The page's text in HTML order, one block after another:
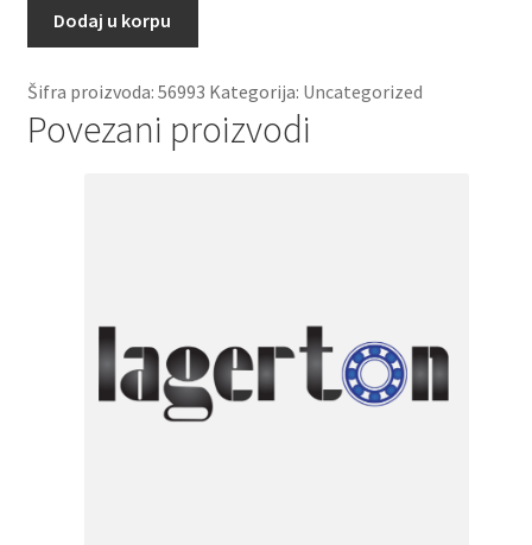
12x50
količina
Dodaj u korpu
Šifra proizvoda: 56993 Kategorija: Uncategorized
Povezani proizvodi